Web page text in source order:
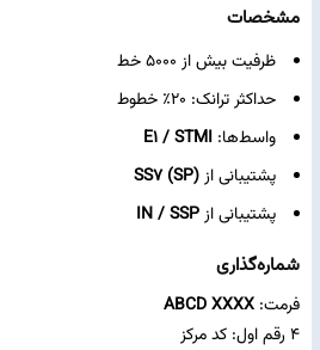
مشخصات
ظرفیت بیش از ۵۰۰۰ خط
حداکثر ترانک: ۲۰٪ خطوط
واسط‌ها: E1 / STMI
پشتیبانی ازSS7 (SP)
پشتیبانی ازIN / SSP
شماره‌گذاری
فرمت: ABCD XXXX
۴ رقم اول: کد مرکز